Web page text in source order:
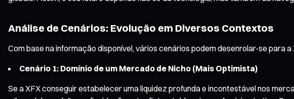
Análise de Cenários: Evolução em Diversos Contextos
Com base na informação disponível, vários cenários podem desenrolar-se para a
Cenário 1: Domínio de um Mercado de Nicho (Mais Optimista)
Se a XFX conseguir estabelecer uma liquidez profunda e incontestável nos